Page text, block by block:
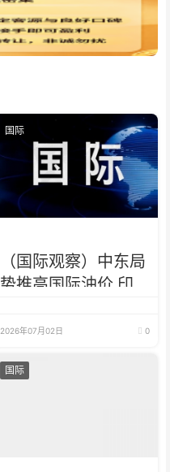
国际
（国际观察）中东局
势推高国际油价 印
顺差
2026年07月02日 0
国际